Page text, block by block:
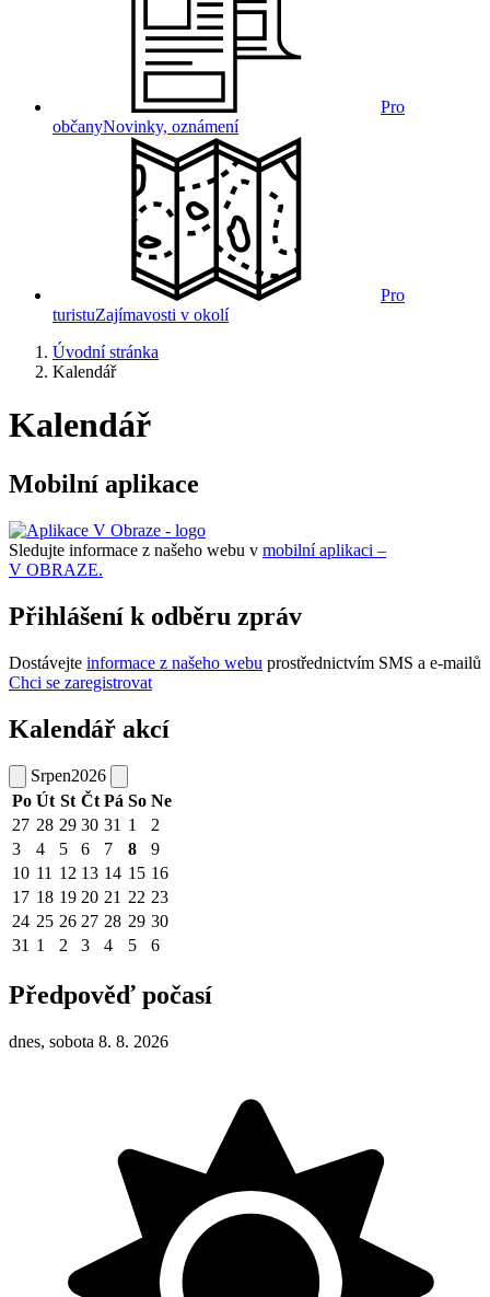
Pro
občanyNovinky, oznámení
Pro
turistuZajímavosti v okolí
Úvodní stránka
Kalendář
Kalendář
Mobilní aplikace
Sledujte informace z našeho webu v mobilní aplikaci –
V OBRAZE.
Přihlášení k odběru zpráv
Dostávejte informace z našeho webu prostřednictvím SMS a e-mailů
Chci se zaregistrovat
Kalendář akcí
Srpen2026
Po Út St Čt Pá So Ne
27 28 29 30 31 1
2
3
4 5 6 7 8
9
10 11 12 13 14 15 16
17 18 19 20 21 22 23
24 25 26 27 28 29 30
31 1 2 3 4 5 6
Předpověď počasí
dnes, sobota 8. 8. 2026